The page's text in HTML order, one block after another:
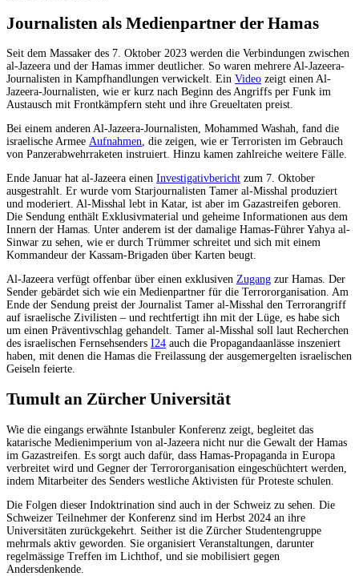
Journalisten als Medienpartner der Hamas
Seit dem Massaker des 7. Oktober 2023 werden die Verbindungen zwischen
al-Jazeera und der Hamas immer deutlicher. So waren mehrere Al-Jazeera-
Journalisten in Kampfhandlungen verwickelt. Ein Video zeigt einen Al-
Jazeera-Journalisten, wie er kurz nach Beginn des Angriffs per Funk im
Austausch mit Frontkämpfern steht und ihre Greueltaten preist.
Bei einem anderen Al-Jazeera-Journalisten, Mohammed Washah, fand die
israelische Armee Aufnahmen , die zeigen, wie er Terroristen im Gebrauch
von Panzerabwehrraketen instruiert. Hinzu kamen zahlreiche weitere Fälle.
Ende Januar hat al-Jazeera einen Investigativbericht zum 7. Oktober
ausgestrahlt. Er wurde vom Starjournalisten Tamer al-Misshal produziert
und moderiert. Al-Misshal lebt in Katar, ist aber im Gazastreifen geboren.
Die Sendung enthält Exklusivmaterial und geheime Informationen aus dem
Innern der Hamas. Unter anderem ist der damalige Hamas-Führer Yahya al-
Sinwar zu sehen, wie er durch Trümmer schreitet und sich mit einem
Kommandeur der Kassam-Brigaden über Karten beugt.
Al-Jazeera verfügt offenbar über einen exklusiven Zugang zur Hamas. Der
Sender gebärdet sich wie ein Medienpartner für die Terrororganisation. Am
Ende der Sendung preist der Journalist Tamer al-Misshal den Terrorangriff
auf israelische Zivilisten – und rechtfertigt ihn mit der Lüge, es habe sich
um einen Präventivschlag gehandelt. Tamer al-Misshal soll laut Recherchen
des israelischen Fernsehsenders I24 auch die Propagandaanlässe inszeniert
haben, mit denen die Hamas die Freilassung der ausgemergelten israelischen
Geiseln feierte.
Tumult an Zürcher Universität
Wie die eingangs erwähnte Istanbuler Konferenz zeigt, begleitet das
katarische Medienimperium von al-Jazeera nicht nur die Gewalt der Hamas
im Gazastreifen. Es sorgt auch dafür, dass Hamas-Propaganda in Europa
verbreitet wird und Gegner der Terrororganisation eingeschüchtert werden,
indem Mitarbeiter des Senders westliche Aktivisten für Proteste schulen.
Die Folgen dieser Indoktrination sind auch in der Schweiz zu sehen. Die
Schweizer Teilnehmer der Konferenz sind im Herbst 2024 an ihre
Universitäten zurückgekehrt. Seither ist die Zürcher Studentengruppe
mehrmals aktiv geworden. Sie organisiert Veranstaltungen, darunter
regelmässige Treffen im Lichthof, und sie mobilisiert gegen
Andersdenkende.